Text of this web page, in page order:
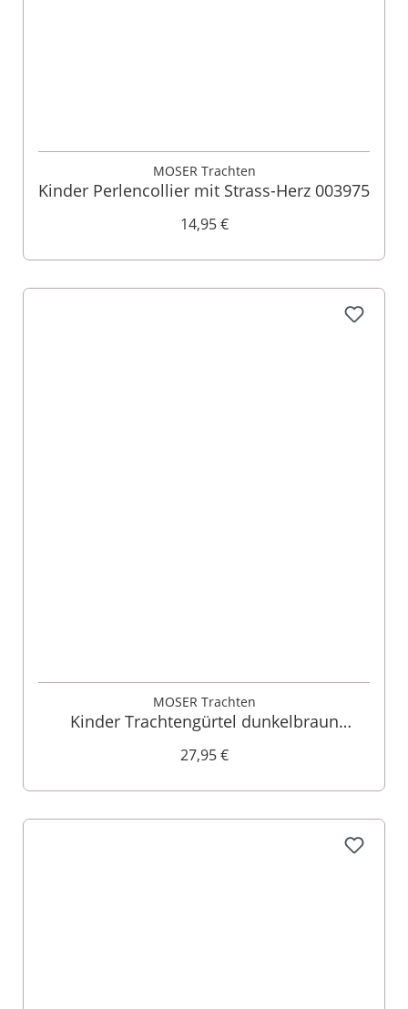
MOSER Trachten
Kinder Perlencollier mit Strass-Herz 003975
14,95 €
MOSER Trachten
Kinder Trachtengürtel dunkelbraun
27,95 €